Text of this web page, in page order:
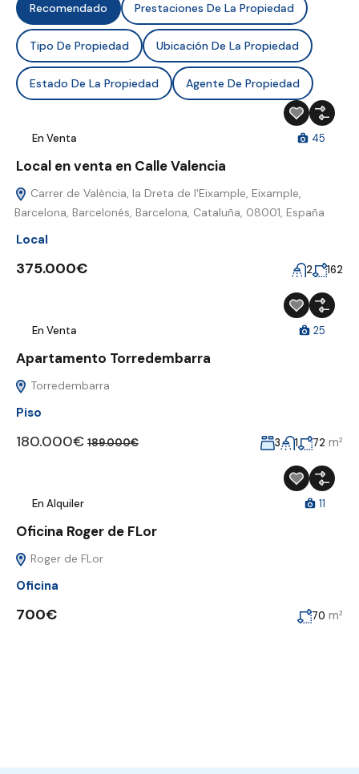
Recomendado Prestaciones De La Propiedad
Tipo De Propiedad Ubicación De La Propiedad
Estado De La Propiedad Agente De Propiedad
En Venta 45
Local en venta en Calle Valencia
Carrer de València, la Dreta de l'Eixample, Eixample,
Barcelona, Barcelonés, Barcelona, Cataluña, 08001, España
Local
375.000€ 2 162
En Venta 25
Apartamento Torredembarra
Torredembarra
Piso
180.000€ 189.000€ 3 1 72 m²
En Alquiler 11
Oficina Roger de FLor
Roger de FLor
Oficina
700€ 70 m²